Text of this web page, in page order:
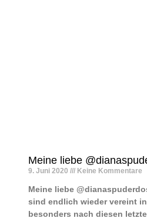
Meine liebe
9. Juni 2020 Keine Kommentare
Meine liebe
sind endlich wieder vereint
besonders nach diesen